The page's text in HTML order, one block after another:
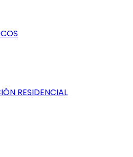
RESIDENCIAL